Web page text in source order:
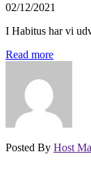
02/12/2021
I Habitus har vi
Read more
Posted By Host